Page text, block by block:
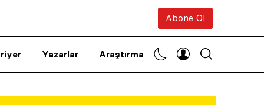
Abone Ol
Yazarlar Araştırma